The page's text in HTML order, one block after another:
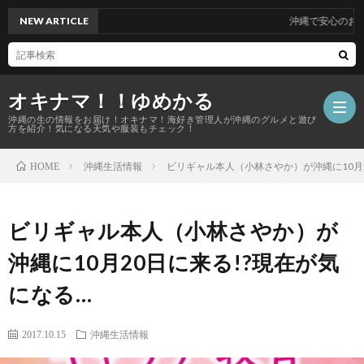
オキナマ！！ゆめかる
沖縄の生の情報をお届け！オキナマ！海好き管理人が沖縄のグルメと遊び
方を紹介！気になる天気や服装もチェック！
NEW ARTICLE 沖縄で安心のお墓掃除代行サービス
HOME 沖縄生活情報 ビリギャル本人（小林さやか）が沖縄に10
ビリギャル本人（小林さやか）が
沖縄に10月20日に来る!?現在が気
になる…
2017.10.15 沖縄生活情報